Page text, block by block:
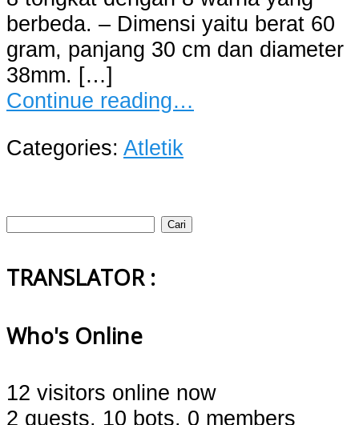
berbeda. – Dimensi yaitu berat 60
gram, panjang 30 cm dan diameter
38mm. […]
Continue reading…
Categories: Atletik
Cari
TRANSLATOR :
Who's Online
12 visitors online now
2 guests, 10 bots, 0 members